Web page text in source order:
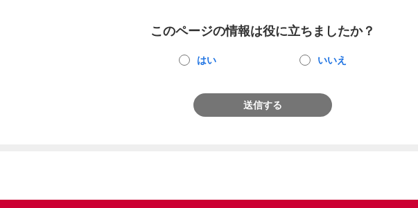
このページの情報は役に立ちましたか？
はい いいえ
送信する